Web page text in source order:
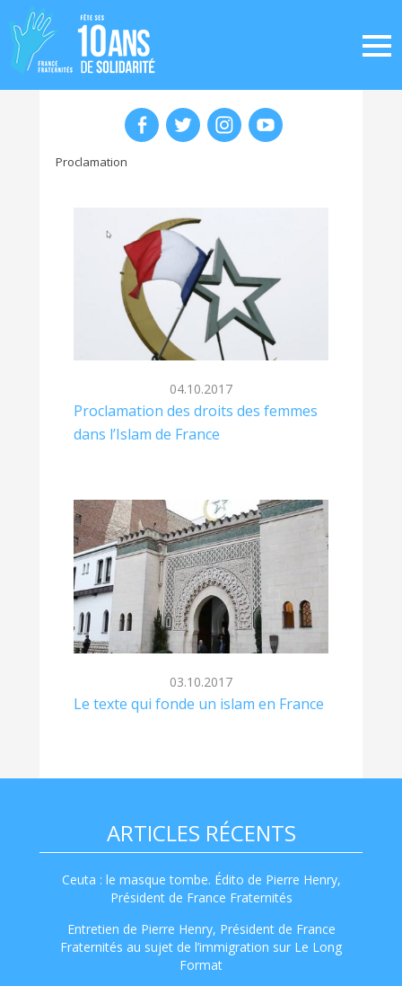
Proclamation
04.10.2017
Proclamation des droits des femmes
dans l’Islam de France
03.10.2017
Le texte qui fonde un islam en France
ARTICLES RÉCENTS
Ceuta : le masque tombe. Édito de Pierre Henry,
Président de France Fraternités
Entretien de Pierre Henry, Président de France
Fraternités au sujet de l’immigration sur Le Long
Format